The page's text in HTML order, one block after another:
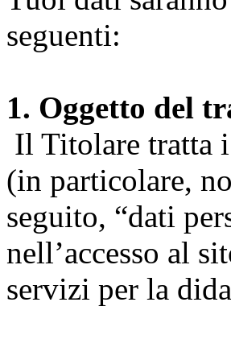
seguenti:
1. Oggetto del
Il Titolare tratta
(in particolare,
seguito, “dati
nell’accesso al
servizi per la